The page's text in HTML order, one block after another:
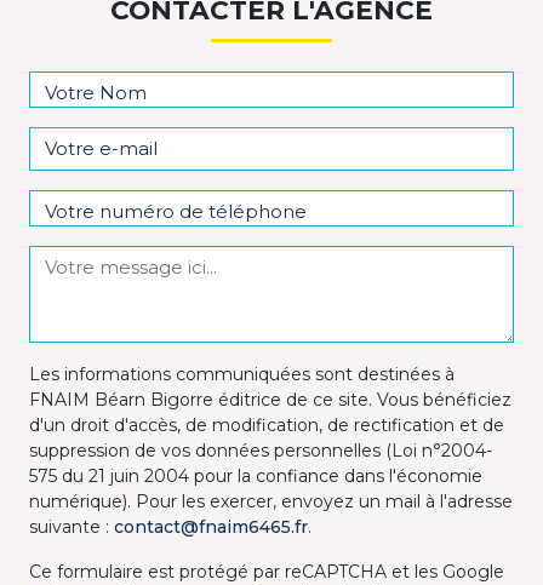
CONTACTER L'AGENCE
Les informations communiquées sont destinées à
FNAIM Béarn Bigorre éditrice de ce site. Vous bénéficiez
d'un droit d'accès, de modification, de rectification et de
suppression de vos données personnelles (Loi n°2004-
575 du 21 juin 2004 pour la confiance dans l'économie
numérique). Pour les exercer, envoyez un mail à l'adresse
suivante : contact@fnaim6465.fr.
Ce formulaire est protégé par reCAPTCHA et les Google